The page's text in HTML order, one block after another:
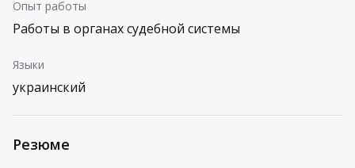
Опыт работы
Работы в органах судебной системы
Языки
украинский
Резюме